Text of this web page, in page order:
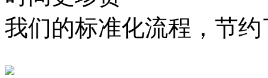
我们的标准化流程，节